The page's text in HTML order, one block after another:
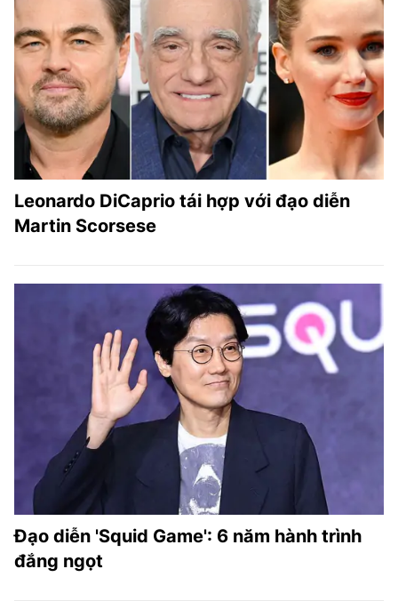
Leonardo DiCaprio tái hợp với đạo diễn
Martin Scorsese
Đạo diễn 'Squid Game': 6 năm hành trình
đắng ngọt